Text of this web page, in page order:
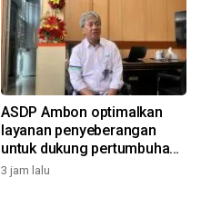
ASDP Ambon optimalkan
layanan penyeberangan
untuk dukung pertumbuhan
ekonomi dan pariwisata
3 jam lalu